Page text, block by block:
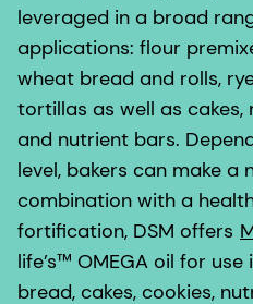
tortillas as well as cakes,
and nutrient bars.
level, bakers can make a
combination with a
fortification, DSM offers
life’s™ OMEGA oil for use
bread, cakes, cookies,
Both contain DHA and
products with a short
sensory properties.